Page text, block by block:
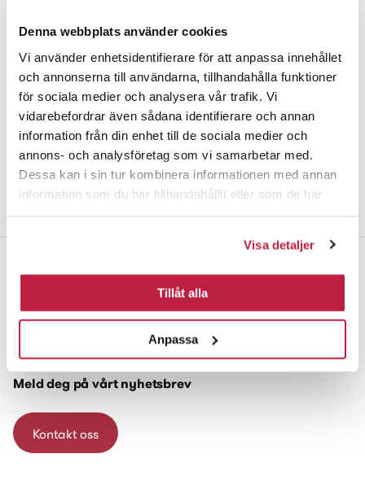
Denna webbplats använder cookies
Vi använder enhetsidentifierare för att anpassa innehållet
och annonserna till användarna, tillhandahålla funktioner
för sociala medier och analysera vår trafik. Vi
vidarebefordrar även sådana identifierare och annan
information från din enhet till de sociala medier och
annons- och analysföretag som vi samarbetar med.
Dessa kan i sin tur kombinera informationen med annan
information som du har tillhandahållit eller som de har
Visa detaljer
Tillåt alla
Anpassa
Brøttemsveien 103
Meld deg på vårt nyhetsbrev
Kontakt oss